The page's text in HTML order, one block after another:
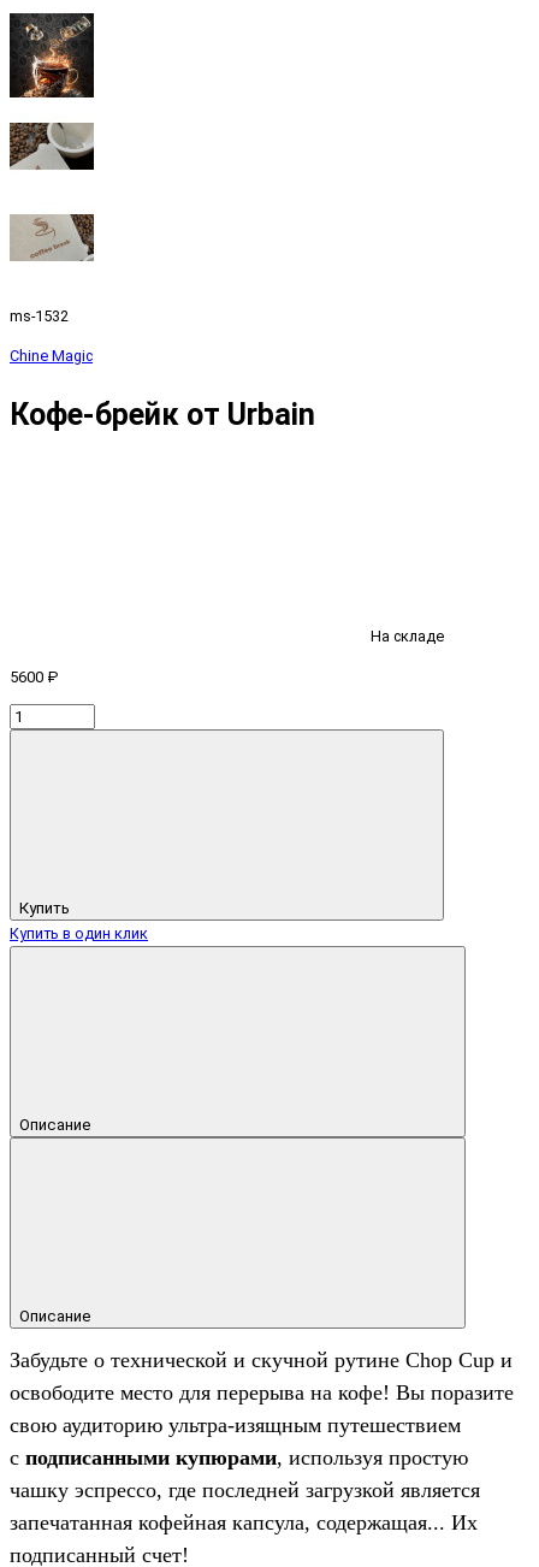
ms-1532
Chine Magic
Кофе-брейк от Urbain
На складе
5600 ₽
Купить
Купить в один клик
Описание
Описание
Забудьте о технической и скучной рутине Chop Cup и
освободите место для перерыва на кофе! Вы поразите
свою аудиторию ультра-изящным путешествием
с подписанными купюрами, используя простую
чашку эспрессо, где последней загрузкой является
запечатанная кофейная капсула, содержащая... Их
подписанный счет!